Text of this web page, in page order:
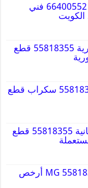
تظليل سيارة الكويت 66400552 فني
قطع غيار سيارات كورية 55818355 قطع
قطع غيار كاديلاك 55818355 سكراب قطع
قطع غيار سيارات المانية 55818355 قطع
قطع غيار أم جي MG 55818355 أرخص